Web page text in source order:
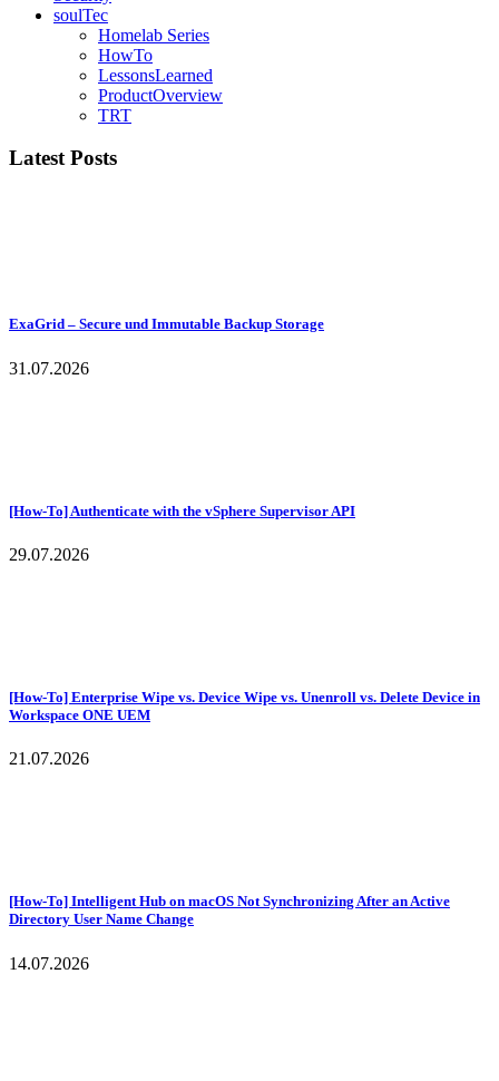
soulTec
Homelab Series
HowTo
LessonsLearned
ProductOverview
TRT
Latest Posts
ExaGrid – Secure und Immutable Backup Storage
31.07.2026
[How-To] Authenticate with the vSphere Supervisor API
29.07.2026
[How-To] Enterprise Wipe vs. Device Wipe vs. Unenroll vs. Delete Device in
Workspace ONE UEM
21.07.2026
[How-To] Intelligent Hub on macOS Not Synchronizing After an Active
Directory User Name Change
14.07.2026